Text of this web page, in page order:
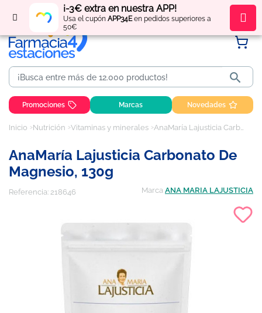
¡-3€ extra en nuestra APP!
Usa el cupón APP34Een pedidos superiores a
50€
Regístratey obténpuntos por tus compras

Promociones Marcas Novedades
Inicio Nutrición Vitaminas y minerales AnaMaría Lajusticia Carbonato de Magnesio, 130g
AnaMaría Lajusticia Carbonato De
Magnesio, 130g
Referencia: 218646 Marca ANA MARIA LAJUSTICIA